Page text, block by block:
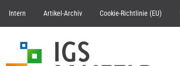
Intern Artikel-Archiv Cookie-Richtlinie (EU)